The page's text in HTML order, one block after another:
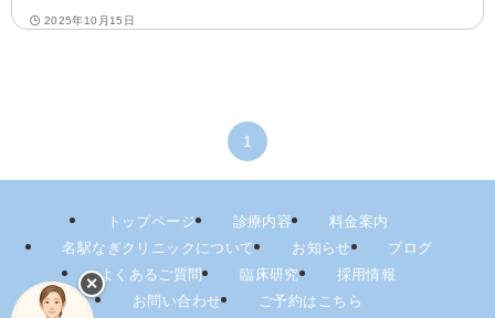
2025年10月15日
1
トップページ 診療内容
料金案内
名駅なぎクリニックについて
お知らせ
ブログ
よくあるご質問
臨床研究
採用情報
お問い合わせ
ご予約はこちら
✕